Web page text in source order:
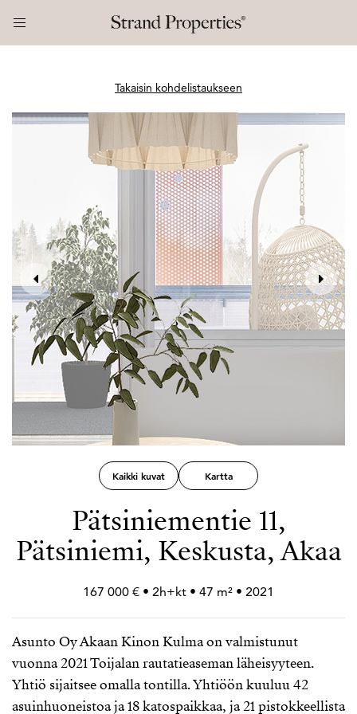
Takaisin kohdelistaukseen
Kaikki kuvat Kartta
Pätsiniementie 11,
Pätsiniemi, Keskusta, Akaa
167 000 € • 2h+kt • 47 m² • 2021
Asunto Oy Akaan Kinon Kulma on valmistunut
vuonna 2021 Toijalan rautatieaseman läheisyyteen.
Yhtiö sijaitsee omalla tontilla. Yhtiöön kuuluu 42
asuinhuoneistoa ja 18 katospaikkaa, ja 21 pistokkeellista